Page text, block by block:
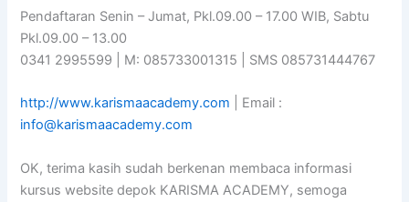
Pendaftaran Senin – Jumat, Pkl.09.00 – 17.00 WIB, Sabtu
Pkl.09.00 – 13.00
0341 2995599 | M: 085733001315 | SMS 085731444767
http://www.karismaacademy.com | Email :
info@karismaacademy.com
OK, terima kasih sudah berkenan membaca informasi
kursus website depok KARISMA ACADEMY, semoga